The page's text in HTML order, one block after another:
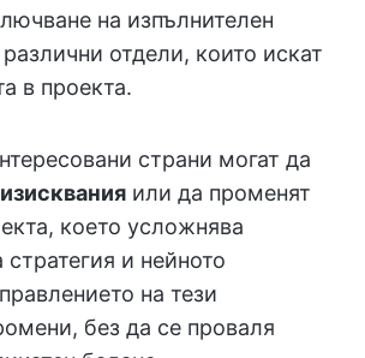
на изпълнителен
отдели, които искат
в проекта.
страни могат да
или да променят
което усложнява
и нейното
на тези
без да се проваля